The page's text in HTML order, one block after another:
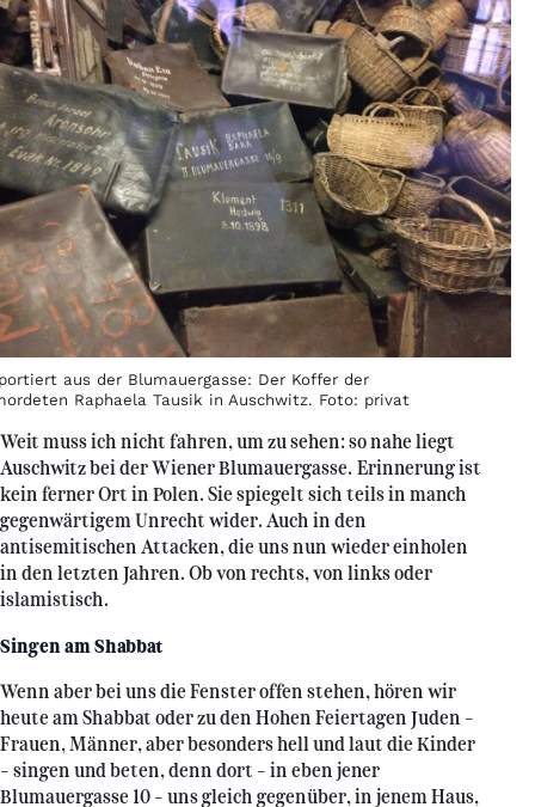
aus der Blumauergasse: Der Koffer der
Raphaela Tausik in Auschwitz. Foto: privat
Weit muss ich nicht fahren, um zu sehen: so nahe liegt
Auschwitz bei der Wiener Blumauergasse. Erinnerung ist
kein ferner Ort in Polen. Sie spiegelt sich teils in manch
gegenwärtigem Unrecht wider. Auch in den
antisemitischen Attacken, die uns nun wieder einholen
in den letzten Jahren. Ob von rechts, von links oder
islamistisch.
Singen am Shabbat
Wenn aber bei uns die Fenster offen stehen, hören wir
heute am Shabbat oder zu den Hohen Feiertagen Juden –
Frauen, Männer, aber besonders hell und laut die Kinder
– singen und beten, denn dort – in eben jener
Blumauergasse 10 – uns gleich gegenüber, in jenem Haus,